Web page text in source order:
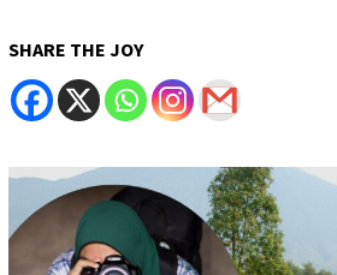
SHARE THE JOY